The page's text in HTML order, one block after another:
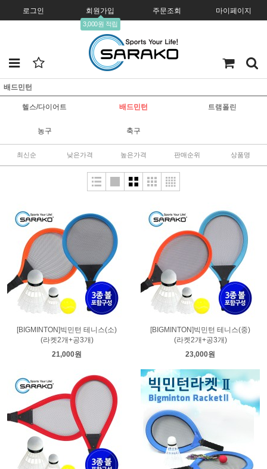
로그인 회원가입
3,000원 적립
주문조회 마이페이지
배드민턴
헬스/다이어트 배드민턴 트램폴린
농구 축구
최신순 낮은가격 높은가격 판매순위 상품명
[BIGMINTON]빅민턴 테니스(소)
(라켓2개+공3개)
21,000원
[BIGMINTON]빅민턴 테니스(중)
(라켓2개+공3개)
23,000원